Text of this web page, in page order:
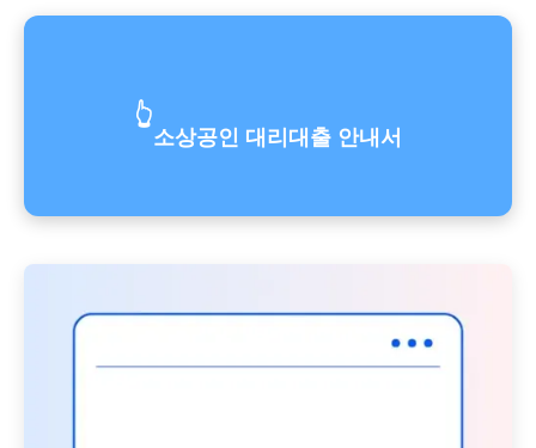
👆
소상공인 대리대출 안내서